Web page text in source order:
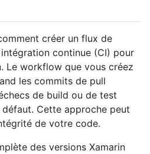
créer un flux de
continue (CI) pour
Le workflow que vous créez
les commits de pull
de build ou de test
Cette approche peut
de votre code.
des versions Xamarin